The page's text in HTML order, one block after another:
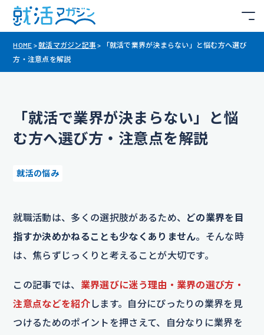
HOME >就活マガジン記事 >
「就活で業界が決まらない」と悩む方へ選び
方・注意点を解説
「就活で業界が決まらない」と悩
む方へ選び方・注意点を解説
就活の悩み
就職活動は、多くの選択肢があるため、 どの業界を目
指すか決めかねることも少なくありません。そんな時
は、焦らずじっくりと考えることが大切です。
この記事では、 業界選びに迷う理由・業界の選び方・
注意点などを紹介します。自分にぴったりの業界を見
つけるためのポイントを押さえて、自分なりに業界を